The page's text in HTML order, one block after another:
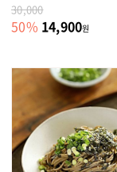
30,000
50% 14,900원